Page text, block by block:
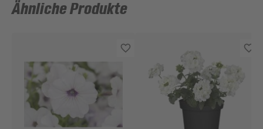
Ähnliche Produkte